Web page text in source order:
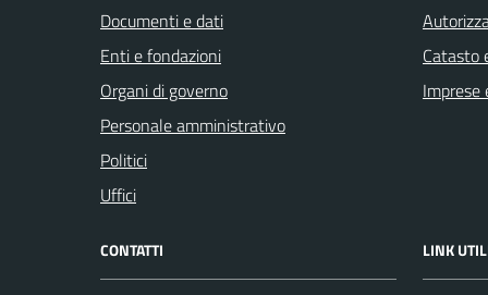
Documenti e dati
Enti e fondazioni
Organi di governo
Personale amministrativo
Politici
Uffici
Catasto
Imprese
CONTATTI LINK